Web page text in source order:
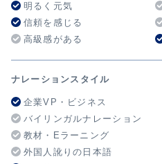
明るく元気
信頼を感じる
高級感がある
ナレーションスタイル
企業VP・ビジネス
バイリンガルナレーション
教材・Eラーニング
外国人訛りの日本語